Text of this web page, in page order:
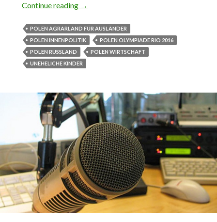
Continue reading Das Wichtigste Aus Polen 7. August – 27.
→
POLEN AGRARLAND FÜR AUSLÄNDER
POLEN INNENPOLITIK
POLEN OLYMPIADE RIO 2016
POLEN RUSSLAND
POLEN WIRTSCHAFT
UNEHELICHE KINDER